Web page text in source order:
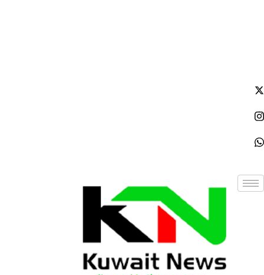
NE
News Elementor